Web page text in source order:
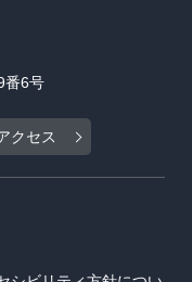
番6号
クセス